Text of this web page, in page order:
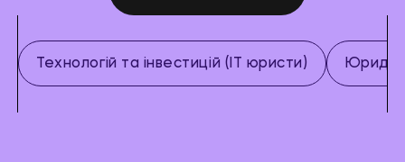
Технологій та інвестицій (IT юристи)